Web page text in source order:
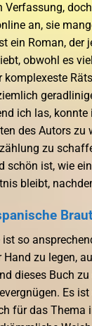
Verfassung,
an, sie
ein Roman, der
obwohl es
komplexeste
ich las,
des Autors zu
zu
schön ist, wie
bleibt,
so
Hand zu legen,
dieses Buch
Es
für das Thema